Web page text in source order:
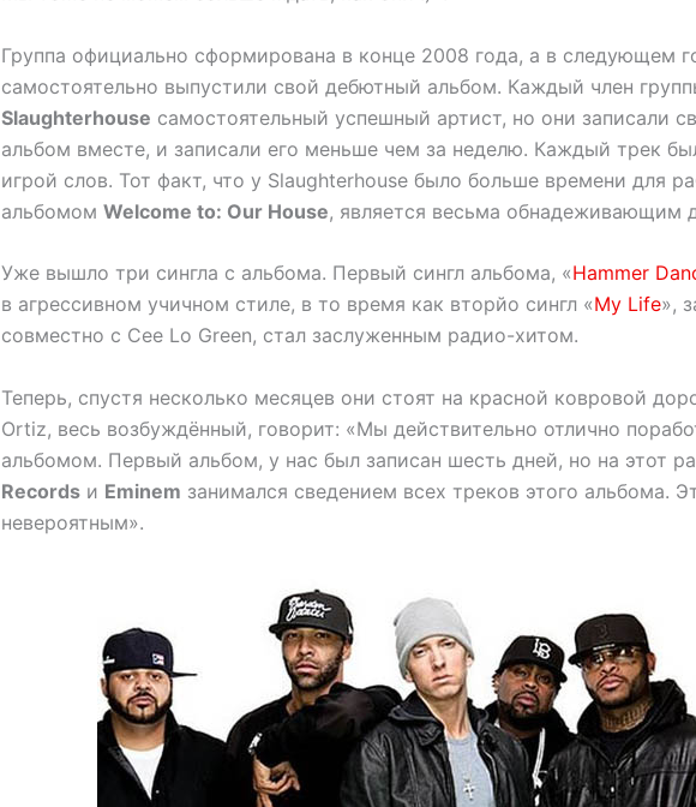
Группа официально сформирована в конце 2008 года, а в следующем
самостоятельно выпустили свой дебютный альбом. Каждый член
Slaughterhouse самостоятельный успешный артист, но они записали
альбом вместе, и записали его меньше чем за неделю. Каждый трек
игрой слов. Тот факт, что у Slaughterhouse было больше времени для
альбомом Welcome to: Our House, является весьма обнадеживающим
Уже вышло три сингла с альбома. Первый сингл альбома, «Hammer
в агрессивном учичном стиле, в то время как вторйо сингл «My Life»,
совместно с Cee Lo Green, стал заслуженным радио-хитом.
Теперь, спустя несколько месяцев они стоят на красной ковровой
Ortiz, весь возбуждённый, говорит: «Мы действительно отлично
альбомом. Первый альбом, у нас был записан шесть дней, но на этот
Records и Eminem занимался сведением всех треков этого альбома.
невероятным».